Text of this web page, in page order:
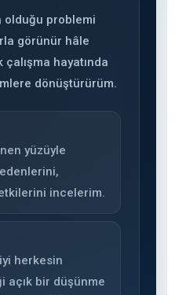
olduğu problemi
görünür hâle
hayatında
dönüştürürüm.
yüzüyle
etkilerini incelerim.
herkesin
açık bir düşünme